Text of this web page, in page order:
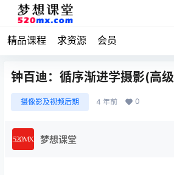
精品课程 求资源 会员
钟百迪：循序渐进学摄影(高
摄像影及视频后期 4 年前 0
梦想课堂